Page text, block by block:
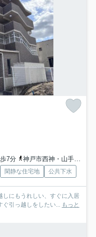
7分
神戸市西神・山手線「学園都市」駅 徒歩18分
閑静な住宅地 公共下水
しにもうれしい、すぐに入居
ぐ引っ越しをしたい... もっと